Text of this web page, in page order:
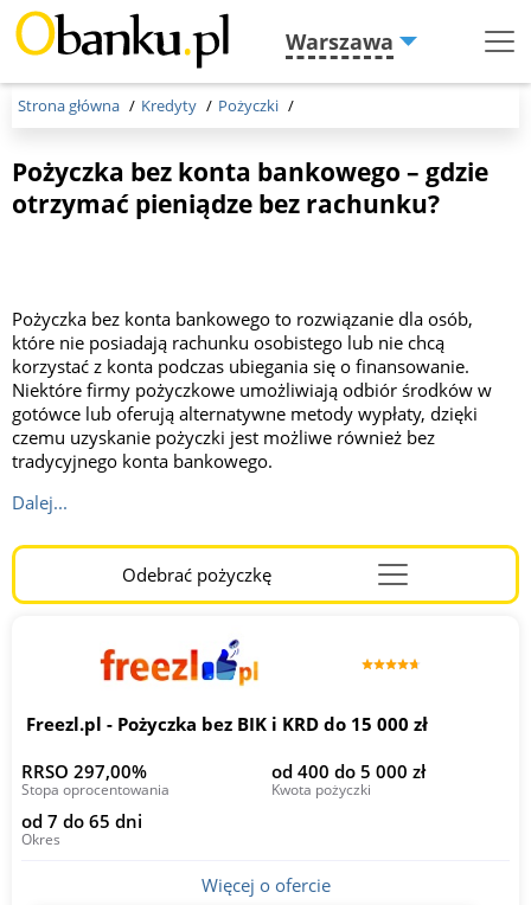
Warszawa
Menu
Strona główna Kredyty Pożyczki
Pożyczka bez konta bankowego – gdzie
otrzymać pieniądze bez rachunku?
Pożyczka bez konta bankowego to rozwiązanie dla osób,
które nie posiadają rachunku osobistego lub nie chcą
korzystać z konta podczas ubiegania się o finansowanie.
Niektóre firmy pożyczkowe umożliwiają odbiór środków w
gotówce lub oferują alternatywne metody wypłaty, dzięki
czemu uzyskanie pożyczki jest możliwe również bez
tradycyjnego konta bankowego.
Dalej...
Odebrać pożyczkęMenu
Burger
Freezl.pl - Pożyczka bez BIK i KRD do 15 000 zł
RRSO 297,00%
Stopa oprocentowania
od 400 do 5 000 zł
Kwota pożyczki
od 7 do 65 dni
Okres
Więcej o ofercie